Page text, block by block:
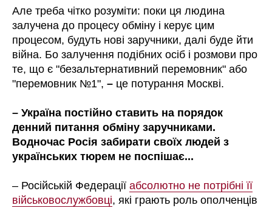
Але треба чітко розуміти: поки ця людина
залучена до процесу обміну і керує цим
процесом, будуть нові заручники, далі буде йти
війна. Бо залучення подібних осіб і розмови про
те, що є "безальтернативний перемовник" або
"перемовник №1",– це потурання Москві.
– Україна постійно ставить на порядок
денний питання обміну заручниками.
Водночас Росія забирати своїх людей з
українських тюрем не поспішає...
– Російській Федераціїабсолютно не потрібні її
військовослужбовці, які грають роль ополченців